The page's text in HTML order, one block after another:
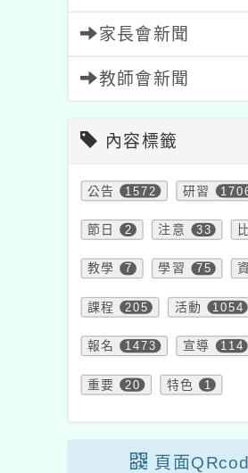
家長會新聞
教師會新聞
內容標籤
公告 1572 研習
節日 2 注意 33
教學 7 學習 75
課程 205 活動 1054
報名 1473 宣導 114
重要 20 特色 1
頁面